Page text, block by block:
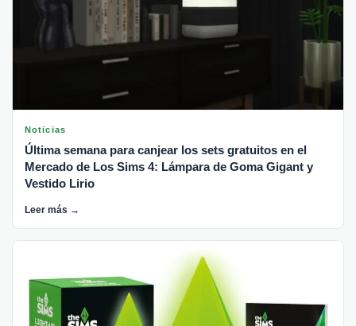
Noticias
Última semana para canjear los sets gratuitos en el
Mercado de Los Sims 4: Lámpara de Goma Gigant y
Vestido Lirio
Leer más →